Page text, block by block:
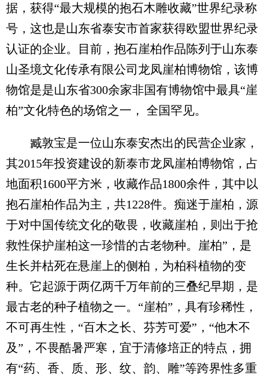
据，获得“最大规模的抱石木雕收藏”世界纪录称
号，这也是山东省泰安市首家获得欧盟世界纪录
认证的企业。目前，抱石崖柏作品陈列于山东泰
山圣境文化传承有限公司龙凤崖柏博物馆，该博
物馆是是山东省300余家非国有博物馆中最具“崖
柏”文化特色的场馆之一， 全国罕见。
臧敦宝是一位山东泰安杰出的民营企业家，
其2015年投资建设的新泰市龙凤崖柏博物馆，占
地面积1600平方米，收藏作品1800余件，其中以
抱石崖柏作品为主，共1228件。痴迷于崖柏，源
于对中国传统文化的敬畏，收藏崖柏，则出于抢
救性保护崖柏这一珍惜的古老物种。崖柏”，是
生长并枯死在悬崖上的侧柏，为柏科植物的变
种。它起源于两亿两千万年前的三叠纪早期，是
最古老的种子植物之一。“崖柏”，具有珍稀性，
不可再生性，“百木之长、芬芳可爱”，“他木不
及”，不畏酷暑严寒，宜于清修培正的特点，拥
有“药、香、质、形、纹、韵、雕”等跨界性多重